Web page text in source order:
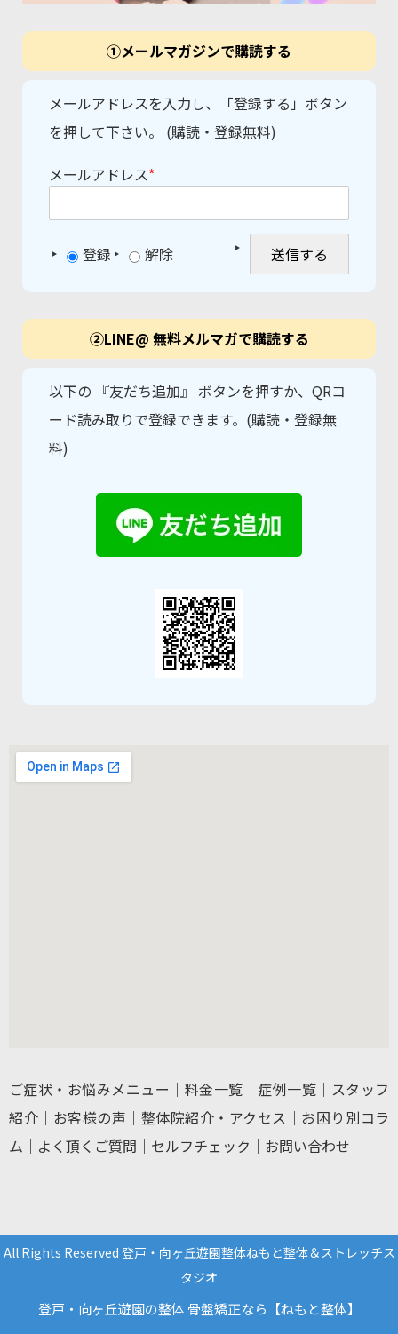
①メールマガジンで購読する
メールアドレスを入力し、「登録する」ボタン
を押して下さい。 (購読・登録無料)
メールアドレス*
登録 解除
②LINE@ 無料メルマガで購読する
以下の 『友だち追加』 ボタンを押すか、QRコ
ード読み取りで登録できます。(購読・登録無
料)
ご症状・お悩みメニュー ｜ 料金一覧 ｜症例一覧 ｜ スタッフ
紹介 ｜ お客様の声 ｜ 整体院紹介・アクセス ｜ お困り別コラ
ム ｜ よく頂くご質問 ｜ セルフチェック ｜ お問い合わせ
All Rights Reserved 登戸・向ヶ丘遊園整体ねもと整体＆ストレッチス
タジオ
登戸・向ヶ丘遊園の整体 骨盤矯正なら【ねもと整体】